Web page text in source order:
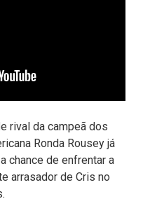
rival da campeã dos
Ronda Rousey já
chance de enfrentar a
arrasador de Cris no